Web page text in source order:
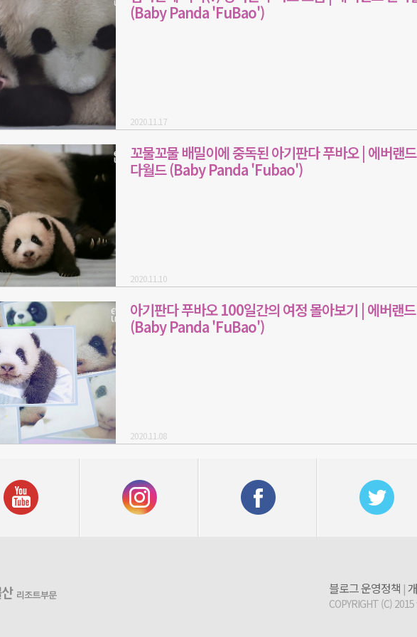
(Baby Panda 'FuBao')
2020.11.17
꼬물꼬물 배밀이에 중독된 아기판다 푸바오 | 에버랜
다월드 (Baby Panda 'Fubao')
2020.11.10
아기판다 푸바오 100일간의 여정 몰아보기 | 에버랜드
(Baby Panda 'FuBao')
2020.11.08
블로그 운영정책 |
COPYRIGHT (C)